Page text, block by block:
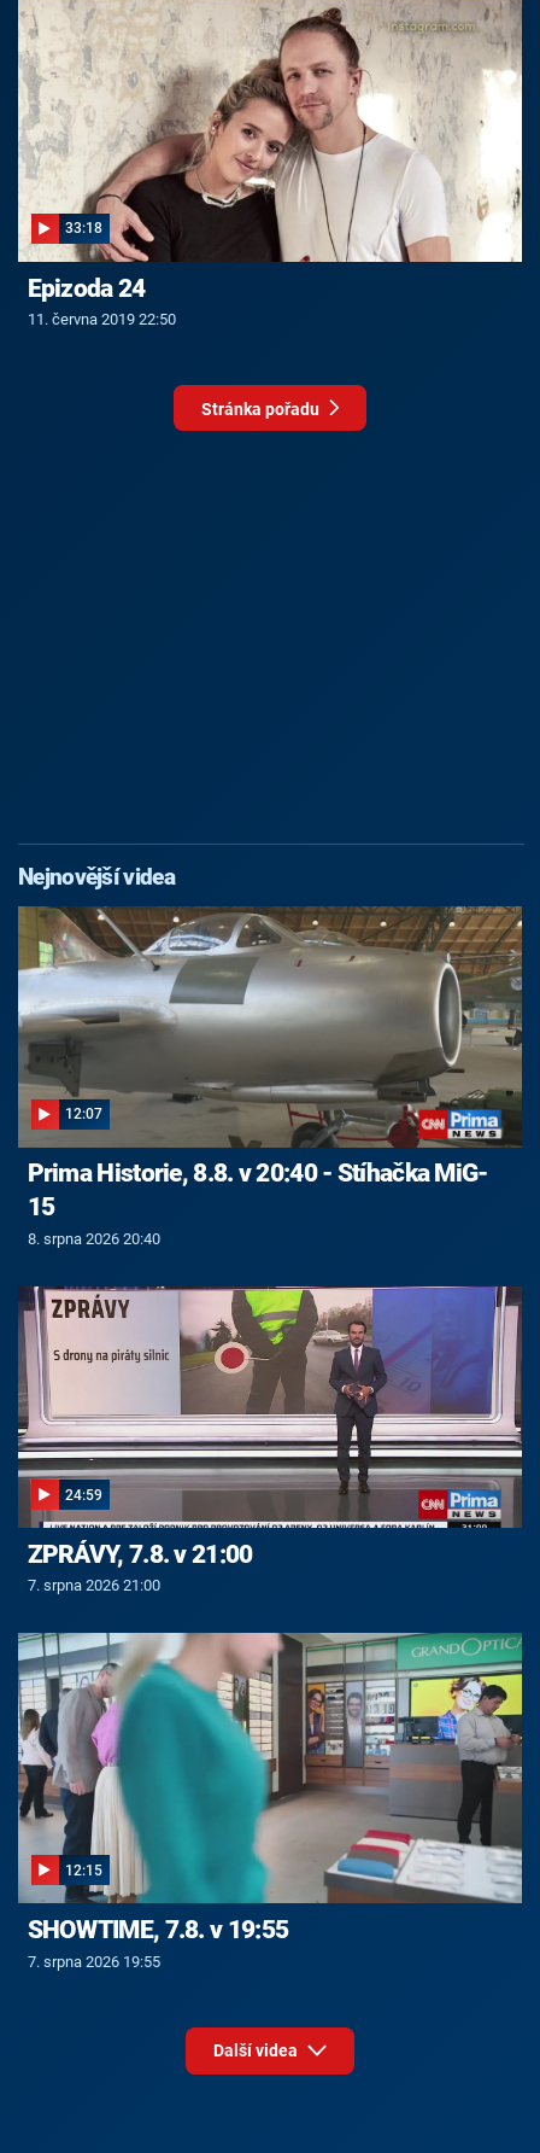
33:18
Epizoda 24
11. června 2019 22:50
Stránka pořadu
Nejnovější videa
12:07
Prima Historie, 8.8. v 20:40 - Stíhačka MiG-
15
8. srpna 2026 20:40
24:59
ZPRÁVY, 7.8. v 21:00
7. srpna 2026 21:00
12:15
SHOWTIME, 7.8. v 19:55
7. srpna 2026 19:55
Další videa